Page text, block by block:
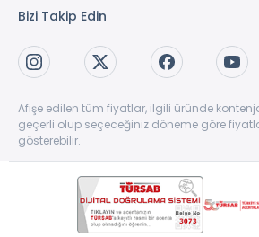
Bizi Takip Edin
Afişe edilen tüm fiyatlar, ilgili üründe
geçerli olup seçeceğiniz döneme göre
gösterebilir.